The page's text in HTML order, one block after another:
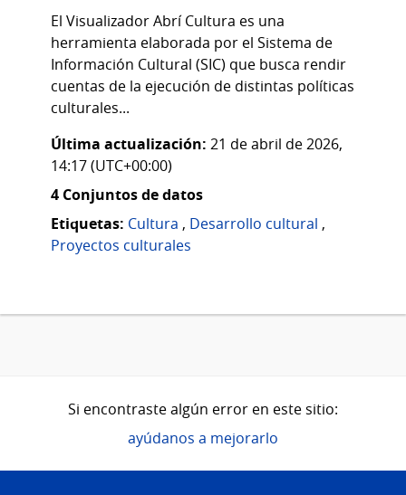
El Visualizador Abrí Cultura es una
herramienta elaborada por el Sistema de
Información Cultural (SIC) que busca rendir
cuentas de la ejecución de distintas políticas
culturales...
Última actualización: 21 de abril de 2026,
14:17 (UTC+00:00)
4 Conjuntos de datos
Etiquetas: Cultura , Desarrollo cultural ,
Proyectos culturales
Si encontraste algún error en este sitio:
ayúdanos a mejorarlo